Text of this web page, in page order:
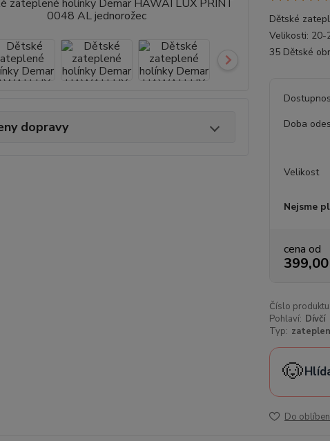
dopravy
Dětské
Velikosti: 20-
35 Dětské
Doba
Velikost
Nejsme
cena od
Číslo produktu:
Pohlaví: Dívčí
Typ:
🐶
Do